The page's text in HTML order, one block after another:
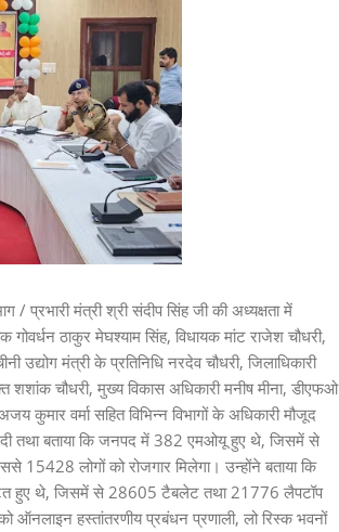
/ प्रभारी मंत्री श्री संदीप सिंह जी की अध्यक्षता में
ठाकुर मेघश्याम सिंह, विधायक मांट राजेश चौधरी,
उद्योग मंत्री के प्रतिनिधि नरदेव चौधरी, जिलाधिकारी
चौधरी, मुख्य विकास अधिकारी मनीष मीना, डीएफओ
वर्मा सहित विभिन्न विभागों के अधिकारी मौजूद
तथा बताया कि जनपद में 382 एमओयू हुए थे, जिसमें से
लोगों को रोजगार मिलेगा। उन्होंने बताया कि
हुए थे, जिसमें से 28605 टैबलेट तथा 21776 लैपटॉप
ऑनलाइन हस्तांतरणीय प्रबंधन प्रणाली, लो रिस्क भवनों